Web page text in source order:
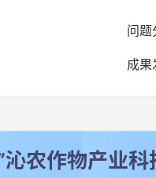
问题
成果
沁农作物产业